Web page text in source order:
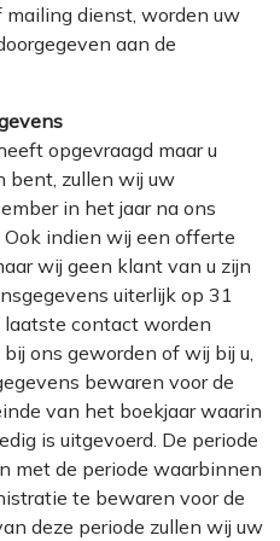
dienst, worden uw
aan de
opgevraagd maar u
bent, zullen wij uw
in het jaar na ons
indien wij een offerte
wij geen klant van u zijn
uiterlijk op 31
laatste contact worden
ons geworden of wij bij u,
bewaren voor de
van het boekjaar waarin
is uitgevoerd. De periode
met de periode waarbinnen
te bewaren voor de
deze periode zullen wij uw